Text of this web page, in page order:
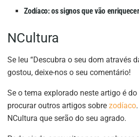
Zodíaco: os signos que vão
NCultura
Se leu “Descubra o seu dom através
gostou, deixe-nos o seu comentário!
Se o tema explorado neste artigo é
procurar outros artigos sobre zodíaco
NCultura que serão do seu agrado.